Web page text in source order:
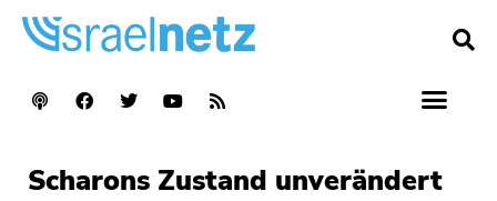
Scharons Zustand unverändert